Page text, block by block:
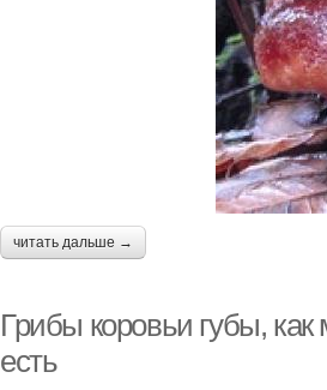
читать дальше →
Грибы коровьи губы, как
есть